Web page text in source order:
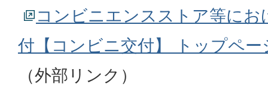
コンビニエンスストア等にお
付【コンビニ交付】 トップペ
（外部リンク）